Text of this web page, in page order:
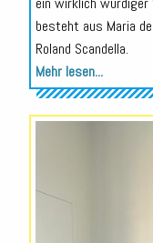
besteht aus Maria
Roland Scandella.
Mehr lesen...